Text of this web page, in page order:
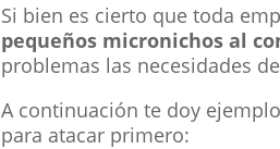
Si bien es cierto que toda
pequeños micronichos al
problemas las necesidades
A continuación te doy
para atacar primero: